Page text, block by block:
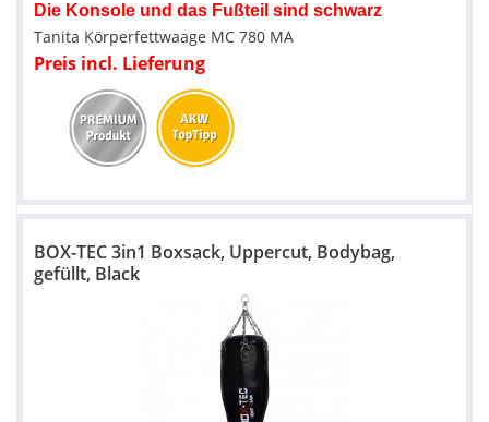
Die Konsole und das Fußteil sind schwarz
Tanita Körperfettwaage MC 780 MA
Preis incl. Lieferung
BOX-TEC 3in1 Boxsack, Uppercut, Bodybag,
gefüllt, Black